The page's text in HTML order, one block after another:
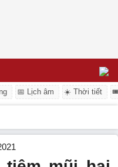
📅 Lịch âm ☀️ Thời tiết